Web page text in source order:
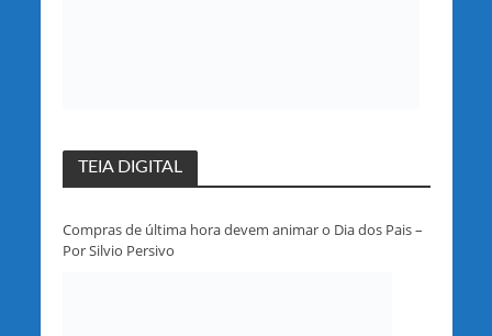
TEIA DIGITAL
Compras de última hora devem animar o Dia dos Pais –
Por Silvio Persivo